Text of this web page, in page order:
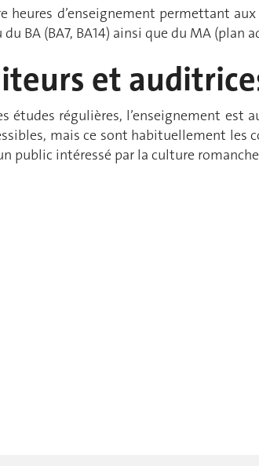
heures d’enseignement permettant
du BA (BA7, BA14) ainsi que du MA (plan
et
études régulières, l’enseignement est
mais ce sont habituellement les
public intéressé par la culture